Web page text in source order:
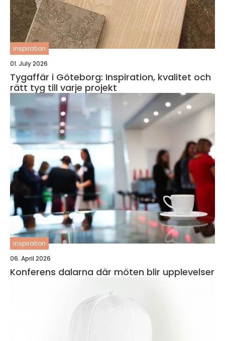
inspiration
01. July 2026
Tygaffär i Göteborg: Inspiration, kvalitet och
rätt tyg till varje projekt
inspiration
06. April 2026
Konferens dalarna där möten blir upplevelser